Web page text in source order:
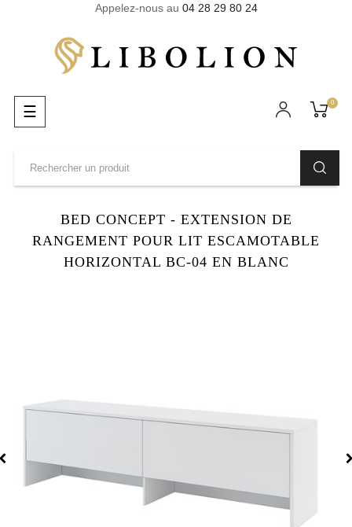
Appelez-nous au 04 28 29 80 24
0
Basculer
la
☰
BED CONCEPT - EXTENSION DE
RANGEMENT POUR LIT ESCAMOTABLE
HORIZONTAL BC-04 EN BLANC